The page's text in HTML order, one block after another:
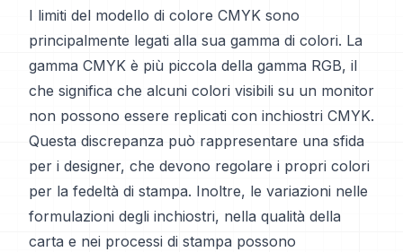
I limiti del modello di colore CMYK sono
principalmente legati alla sua gamma di colori. La
gamma CMYK è più piccola della gamma RGB, il
che significa che alcuni colori visibili su un monitor
non possono essere replicati con inchiostri CMYK.
Questa discrepanza può rappresentare una sfida
per i designer, che devono regolare i propri colori
per la fedeltà di stampa. Inoltre, le variazioni nelle
formulazioni degli inchiostri, nella qualità della
carta e nei processi di stampa possono